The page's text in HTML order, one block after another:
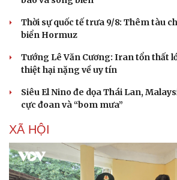
Thời sự quốc tế trưa 9/8: Thêm tàu
biển Hormuz
Tướng Lê Văn Cương: Iran tổn thất
thiệt hại nặng về uy tín
Siêu El Nino đe dọa Thái Lan,
cực đoan và “bom mưa”
XÃ HỘI